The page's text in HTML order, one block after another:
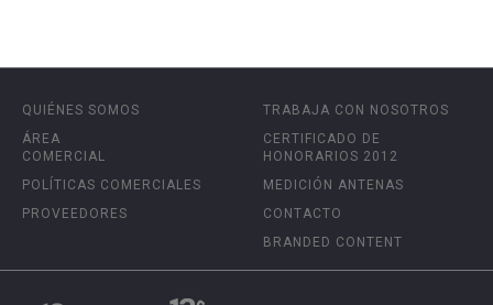
QUIÉNES SOMOS
ÁREA
COMERCIAL
POLÍTICAS COMERCIALES
PROVEEDORES
TRABAJA CON NOSOTROS
CERTIFICADO DE
HONORARIOS 2012
MEDICIÓN ANTENAS
CONTACTO
BRANDED CONTENT